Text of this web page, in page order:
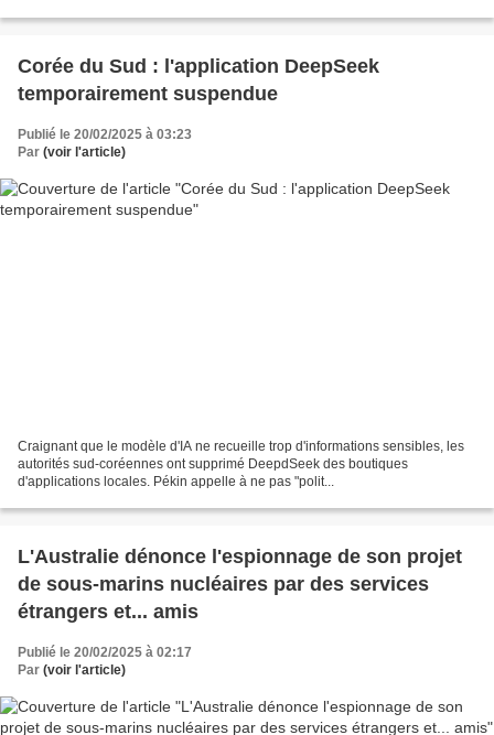
Corée du Sud : l'application DeepSeek
temporairement suspendue
Publié le 20/02/2025 à 03:23
Par (voir l'article)
Craignant que le modèle d'IA ne recueille trop d'informations sensibles, les
autorités sud-coréennes ont supprimé DeepdSeek des boutiques
d'applications locales. Pékin appelle à ne pas "polit...
L'Australie dénonce l'espionnage de son projet
de sous-marins nucléaires par des services
étrangers et... amis
Publié le 20/02/2025 à 02:17
Par (voir l'article)